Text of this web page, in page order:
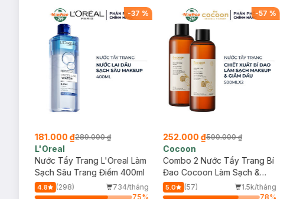
-37 %
181.000 ₫289.000 ₫
L'Oreal
Nước Tẩy Trang L'Oreal Làm
Sạch Sâu Trang Điểm 400ml
4.8 (298)
734/tháng
75%
-57 %
252.000 ₫590.000 ₫
Cocoon
Combo 2 Nước Tẩy Trang Bí
Đao Cocoon Làm Sạch &
Giảm Dầu 500ml
5.0 (57)
1.5k/tháng
78%